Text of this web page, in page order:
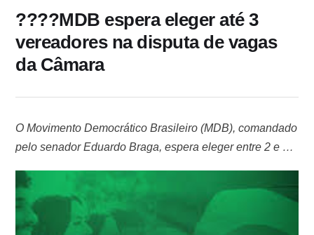
????MDB espera eleger até 3
vereadores na disputa de vagas
da Câmara
O Movimento Democrático Brasileiro (MDB), comandado
pelo senador Eduardo Braga, espera eleger entre 2 e 3
nas eleições deste ano. O partido conta com uma
bancada de quatro parlamentares na Casa, que
migraram para a legenda no início do primeiro semestre